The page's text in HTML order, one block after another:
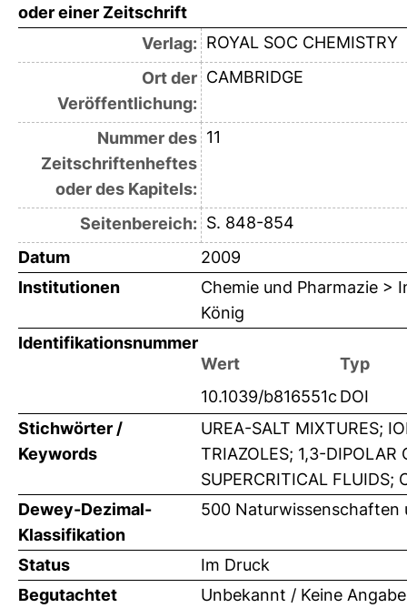
oder einer Zeitschrift
Verlag: ROYAL SOC CHEMISTRY
Ort der
Veröffentlichung:
CAMBRIDGE
Nummer des
Zeitschriftenheftes
oder des Kapitels:
11
Seitenbereich: S. 848-854
Datum
2009
Institutionen
Chemie und Pharmazie >
König
Identifikationsnummer
Wert
Typ
10.1039/b816551cDOI
Stichwörter /
Keywords
UREA-SALT MIXTURES;
TRIAZOLES; 1,3-DIPOLAR
SUPERCRITICAL FLUIDS;
Dewey-Dezimal-
Klassifikation
500 Naturwissenschaften
Status
Im Druck
Begutachtet
Unbekannt / Keine Angabe